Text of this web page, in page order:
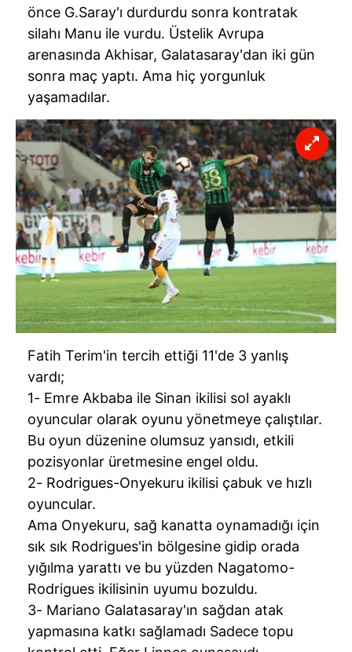
önce G.Saray'ı durdurdu sonra kontratak
silahı Manu ile vurdu. Üstelik Avrupa
arenasında Akhisar, Galatasaray'dan iki gün
sonra maç yaptı. Ama hiç yorgunluk
yaşamadılar.
Fatih Terim'in tercih ettiği 11'de 3 yanlış
vardı;
1- Emre Akbaba ile Sinan ikilisi sol ayaklı
oyuncular olarak oyunu yönetmeye çalıştılar.
Bu oyun düzenine olumsuz yansıdı, etkili
pozisyonlar üretmesine engel oldu.
2- Rodrigues-Onyekuru ikilisi çabuk ve hızlı
oyuncular.
Ama Onyekuru, sağ kanatta oynamadığı için
sık sık Rodrigues'in bölgesine gidip orada
yığılma yarattı ve bu yüzden Nagatomo-
Rodrigues ikilisinin uyumu bozuldu.
3- Mariano Galatasaray'ın sağdan atak
yapmasına katkı sağlamadı Sadece topu